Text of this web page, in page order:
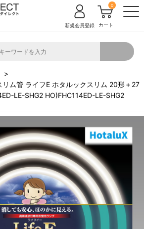
新規会員登録 カート
0
ム管 ライフE ホタルックスリム 20形＋27
LE-SHG2 HO)FHC114ED-LE-SHG2